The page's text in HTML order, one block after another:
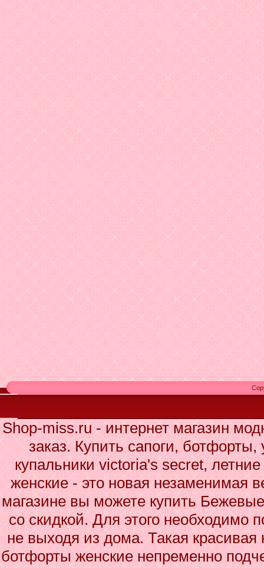
Shop-miss.ru - интернет магазин
заказ. Купить сапоги,
купальники victoria's secret,
женские - это новая незаменимая
магазине вы можете купить
со скидкой. Для этого необходимо
не выходя из дома. Такая
ботфорты женские непременно